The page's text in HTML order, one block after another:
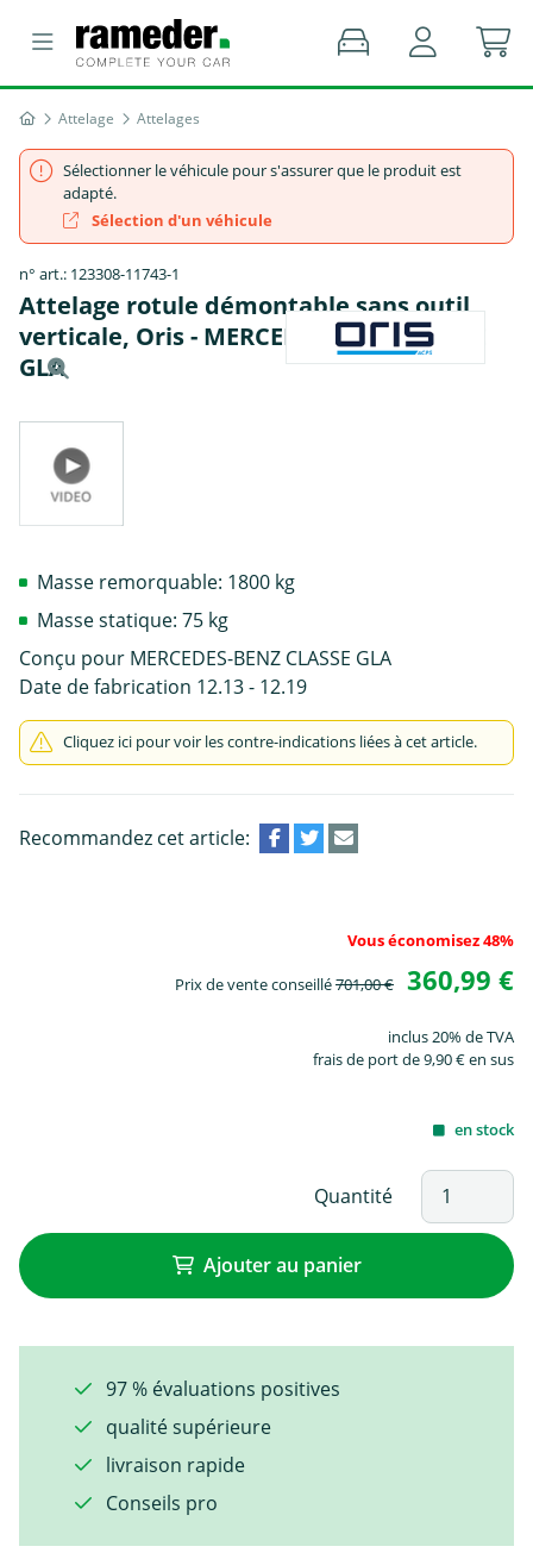
Attelage Attelages
Sélectionner le véhicule pour s'assurer que le produit est
adapté.
Sélection d'un véhicule
n° art.: 123308-11743-1
Attelage rotule démontable sans outil
verticale, Oris - MERCEDES-BENZ CLASSE
GLA
Masse remorquable: 1800 kg
Masse statique: 75 kg
Conçu pour MERCEDES-BENZ CLASSE GLA
Date de fabrication 12.13 - 12.19
Cliquez ici pour voir les contre-indications liées à cet article.
Recommandez cet article:
Vous économisez 48%
Prix de vente conseillé701,00 € 360,99 €
inclus 20% de TVA
frais de port de 9,90 € en sus
en stock
Quantité
Ajouter au panier
97 % évaluations positives
qualité supérieure
livraison rapide
Conseils pro